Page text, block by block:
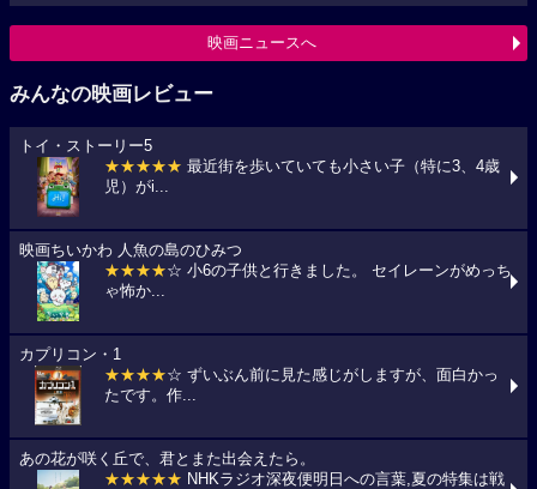
映画ニュースへ
みんなの映画レビュー
トイ・ストーリー5
★★★★★ 最近街を歩いていても小さい子（特に3、4歳
児）がi...
映画ちいかわ 人魚の島のひみつ
★★★★☆ 小6の子供と行きました。 セイレーンがめっち
ゃ怖か...
カプリコン・1
★★★★☆ ずいぶん前に見た感じがしますが、面白かっ
たです。作...
あの花が咲く丘で、君とまた出会えたら。
★★★★★ NHKラジオ深夜便明日への言葉,夏の特集は戦